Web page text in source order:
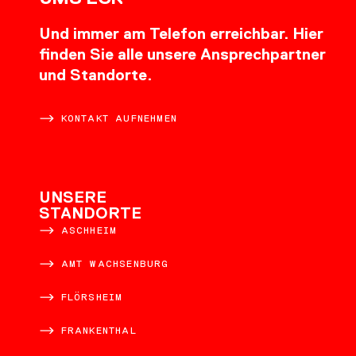
Und immer am Telefon erreichbar. Hier
finden Sie alle unsere Ansprechpartner
und Standorte.
KONTAKT AUFNEHMEN
UNSERE
STANDORTE
ASCHHEIM
AMT WACHSENBURG
FLÖRSHEIM
FRANKENTHAL